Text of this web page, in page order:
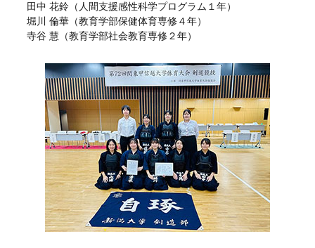
田中 花鈴（人間支援感性科学プログラム１年）
堀川 倫華（教育学部保健体育専修４年）
寺谷 慧（教育学部社会教育専修２年）